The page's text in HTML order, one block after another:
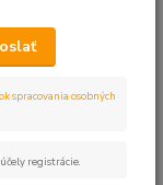
spracovania osobných
registrácie.